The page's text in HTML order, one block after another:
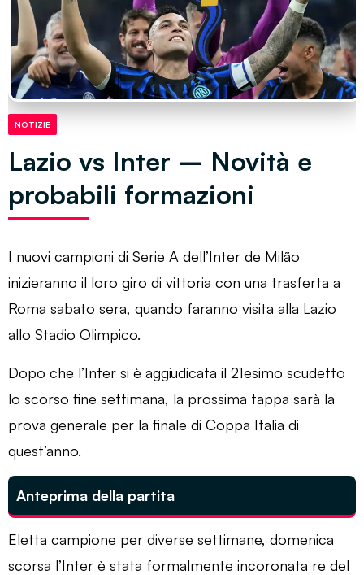
NOTIZIE
Lazio vs Inter – Novità e
probabili formazioni
I nuovi campioni di Serie A dell’Inter de Milão
inizieranno il loro giro di vittoria con una trasferta a
Roma sabato sera, quando faranno visita alla Lazio
allo Stadio Olimpico.
Dopo che l’Inter si è aggiudicata il 21esimo scudetto
lo scorso fine settimana, la prossima tappa sarà la
prova generale per la finale di Coppa Italia di
quest’anno.
Anteprima della partita
Eletta campione per diverse settimane, domenica
scorsa l’Inter è stata formalmente incoronata re del